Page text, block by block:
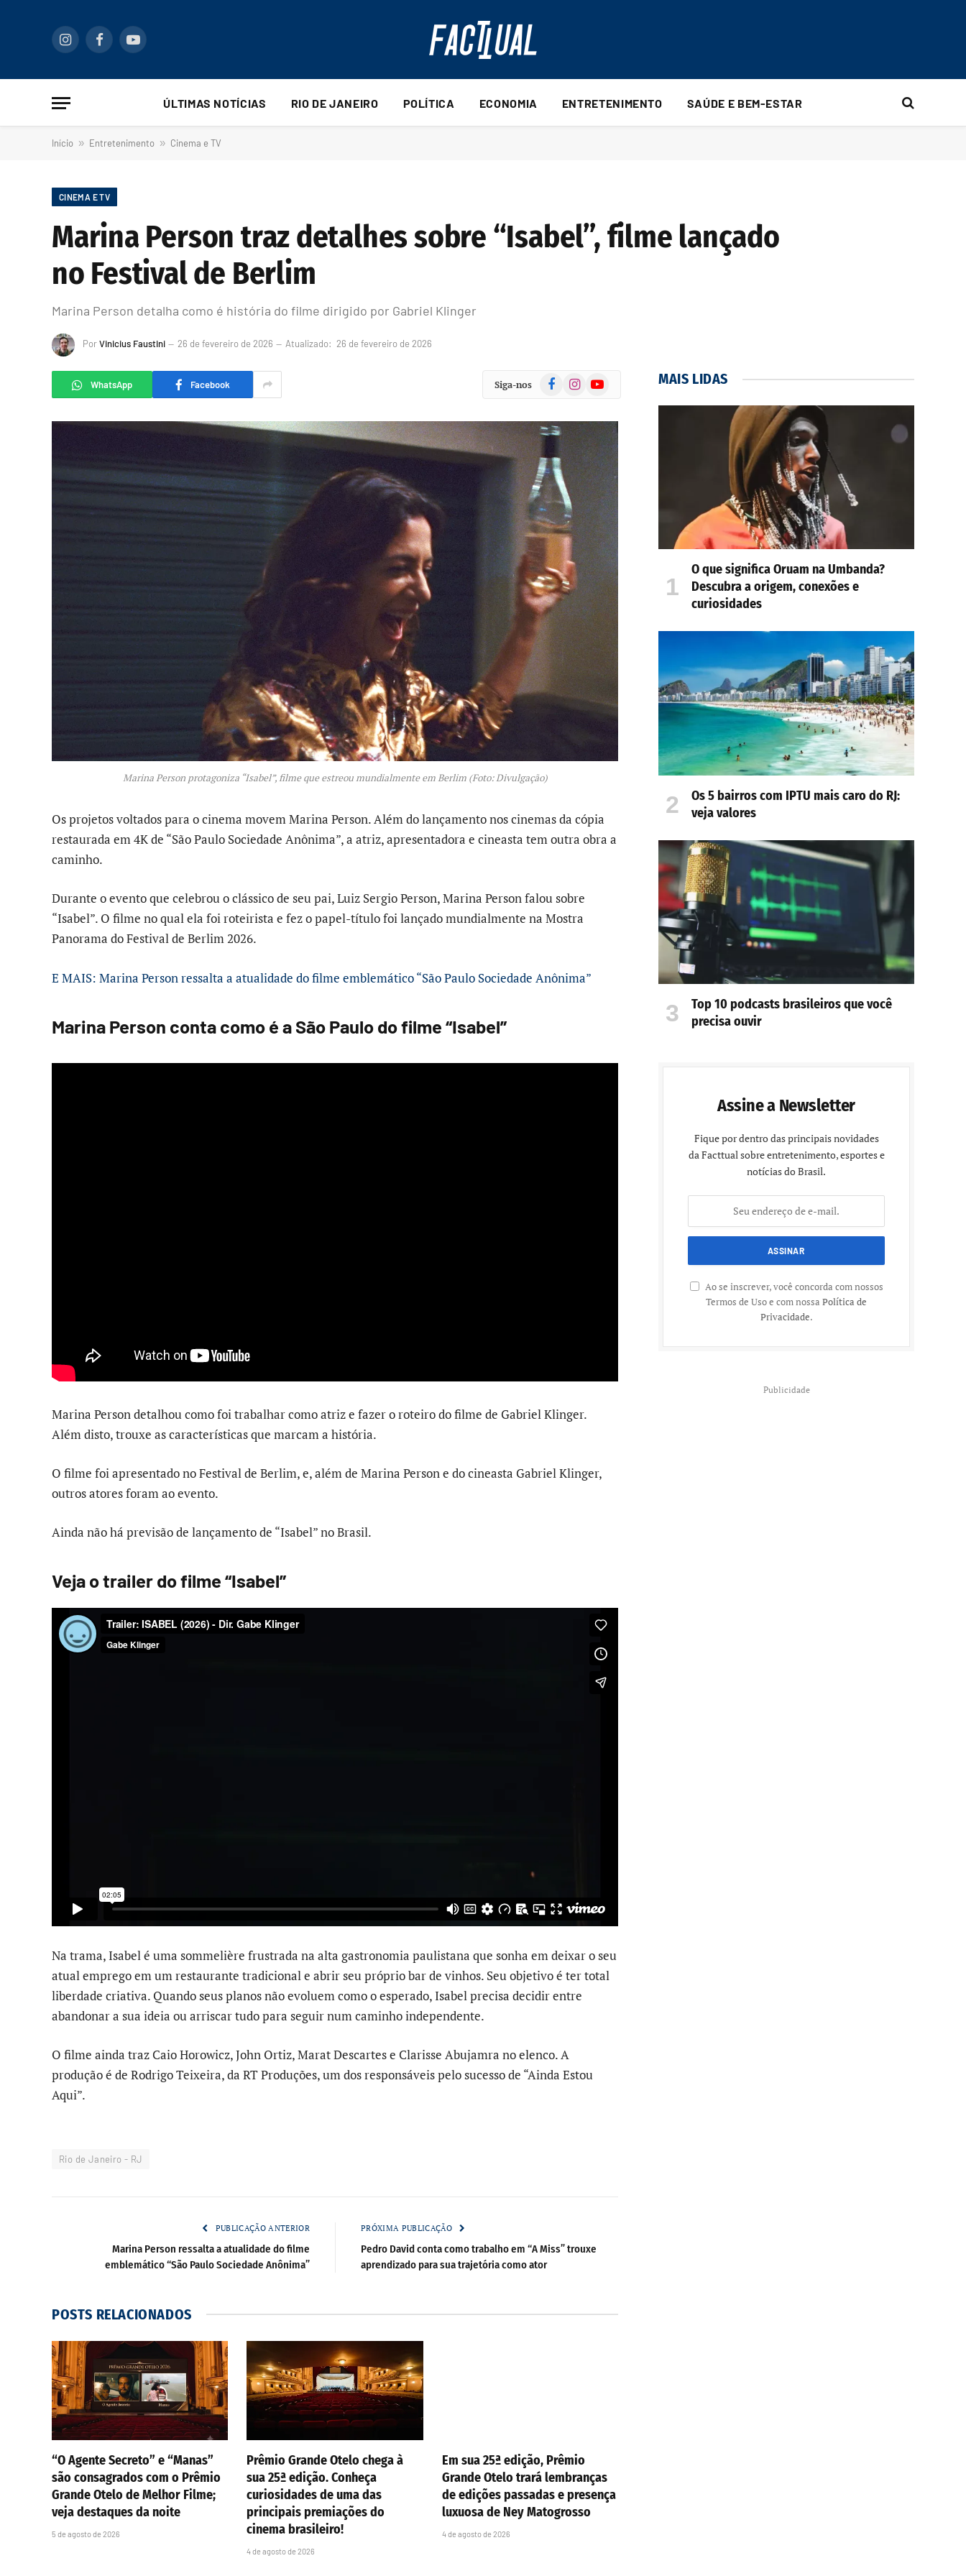
InstagramFacebookYouTube
ÚLTIMAS NOTÍCIAS RIO DE JANEIRO POLÍTICA ECONOMIA ENTRETENIMENTO SAÚDE E BEM-ESTAR
Início » Entretenimento » Cinema e TV
CINEMA E TV
Marina Person traz detalhes sobre “Isabel”, filme lançado
no Festival de Berlim
Marina Person detalha como é história do filme dirigido por Gabriel Klinger
PorVinicius Faustini 26 de fevereiro de 2026 Atualizado: 26 de fevereiro de 2026
WhatsApp Facebook Siga-nos FacebookInstagramYouTube
Marina Person protagoniza “Isabel”, filme que estreou mundialmente em Berlim (Foto: Divulgação)
Os projetos voltados para o cinema movem Marina Person. Além do lançamento nos cinemas da cópia
restaurada em 4K de “São Paulo Sociedade Anônima”, a atriz, apresentadora e cineasta tem outra obra a
caminho.
Durante o evento que celebrou o clássico de seu pai, Luiz Sergio Person, Marina Person falou sobre
“Isabel”. O filme no qual ela foi roteirista e fez o papel-título foi lançado mundialmente na Mostra
Panorama do Festival de Berlim 2026.
E MAIS: Marina Person ressalta a atualidade do filme emblemático “São Paulo Sociedade Anônima”
Marina Person conta como é a São Paulo do filme “Isabel”
Marina Person detalhou como foi trabalhar como atriz e fazer o roteiro do filme de Gabriel Klinger.
Além disto, trouxe as características que marcam a história.
O filme foi apresentado no Festival de Berlim, e, além de Marina Person e do cineasta Gabriel Klinger,
outros atores foram ao evento.
Ainda não há previsão de lançamento de “Isabel” no Brasil.
Veja o trailer do filme “Isabel”
Na trama, Isabel é uma sommelière frustrada na alta gastronomia paulistana que sonha em deixar o seu
atual emprego em um restaurante tradicional e abrir seu próprio bar de vinhos. Seu objetivo é ter total
liberdade criativa. Quando seus planos não evoluem como o esperado, Isabel precisa decidir entre
abandonar a sua ideia ou arriscar tudo para seguir num caminho independente.
O filme ainda traz Caio Horowicz, John Ortiz, Marat Descartes e Clarisse Abujamra no elenco. A
produção é de Rodrigo Teixeira, da RT Produções, um dos responsáveis pelo sucesso de “Ainda Estou
Aqui”.
Rio de Janeiro - RJ
PUBLICAÇÃO ANTERIOR
Marina Person ressalta a atualidade do filme
emblemático “São Paulo Sociedade Anônima”
PRÓXIMA PUBLICAÇÃO
Pedro David conta como trabalho em “A Miss” trouxe
aprendizado para sua trajetória como ator
POSTS RELACIONADOS
“O Agente Secreto” e “Manas”
são consagrados com o Prêmio
Grande Otelo de Melhor Filme;
veja destaques da noite
5 de agosto de 2026
Prêmio Grande Otelo chega à
sua 25ª edição. Conheça
curiosidades de uma das
principais premiações do
cinema brasileiro!
4 de agosto de 2026
Em sua 25ª edição, Prêmio
Grande Otelo trará lembranças
de edições passadas e presença
luxuosa de Ney Matogrosso
4 de agosto de 2026
MAIS LIDAS
O que significa Oruam na Umbanda?
Descubra a origem, conexões e
curiosidades
Os 5 bairros com IPTU mais caro do RJ:
veja valores
Top 10 podcasts brasileiros que você
precisa ouvir
Assine a Newsletter
Fique por dentro das principais novidades
da Facttual sobre entretenimento, esportes e
notícias do Brasil.
Ao se inscrever, você concorda com nossos
Termos de Uso e com nossa Política de
Privacidade.
Publicidade